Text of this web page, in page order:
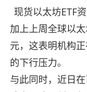
现货以太坊ETF
加上上周全球以
元，这表明机构
的下行压力。
与此同时，近日